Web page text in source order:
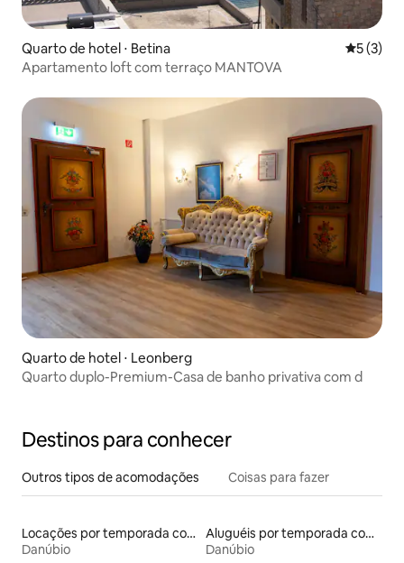
Quarto de hotel ⋅ Betina 5 de
5 (3)
Apartamento loft com terraço MANTOVA
Quarto de hotel ⋅ Leonberg
Quarto duplo-Premium-Casa de banho privativa com d
Destinos para conhecer
Outros tipos de acomodações Coisas para fazer
Locações por temporada com piscina
Danúbio
Aluguéis por temporada com vista para a praia
Danúbio